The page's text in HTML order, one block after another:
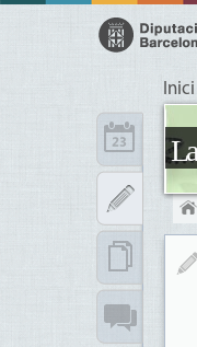
Inici